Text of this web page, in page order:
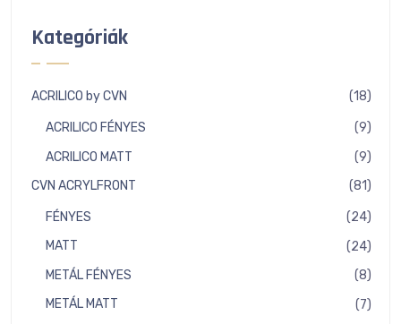
Kategóriák
ACRILICO by CVN 1818
ACRILICO FÉNYES 99
ACRILICO MATT 99
CVN ACRYLFRONT 8181
FÉNYES 2424
MATT 2424
METÁL FÉNYES 88
METÁL MATT 77